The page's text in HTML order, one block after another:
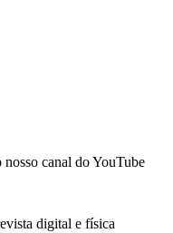
nosso canal do YouTube
digital e física